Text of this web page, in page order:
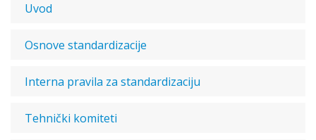
Uvod
Osnove standardizacije
Interna pravila za standardizaciju
Tehnički komiteti